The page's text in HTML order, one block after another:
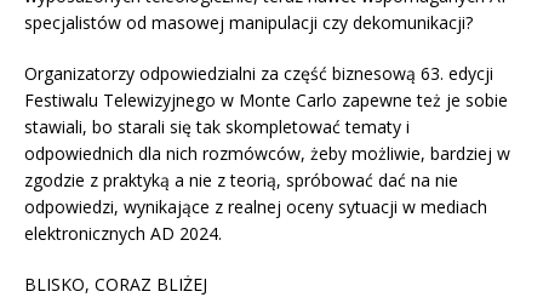
specjalistów od masowej manipulacji czy dekomunikacji?
Organizatorzy odpowiedzialni za część biznesową 63. edycji
Festiwalu Telewizyjnego w Monte Carlo zapewne też je sobie
stawiali, bo starali się tak skompletować tematy i
odpowiednich dla nich rozmówców, żeby możliwie, bardziej w
zgodzie z praktyką a nie z teorią, spróbować dać na nie
odpowiedzi, wynikające z realnej oceny sytuacji w mediach
elektronicznych AD 2024.
BLISKO, CORAZ BLIŻEJ